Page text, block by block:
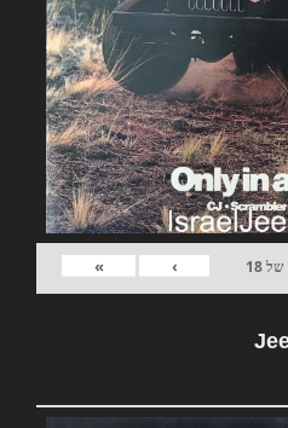
של18
›
»